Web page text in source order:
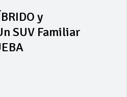
y
SUV Familiar